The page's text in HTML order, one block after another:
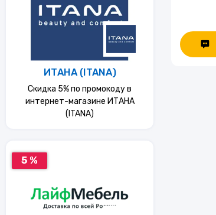
ИТАНА (ITANA)
Скидка 5% по промокоду в
интернет-магазине ИТАНА
(ITANA)
5 %